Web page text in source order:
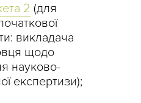
2 (для
викладача
щодо
науково-
експертизи);